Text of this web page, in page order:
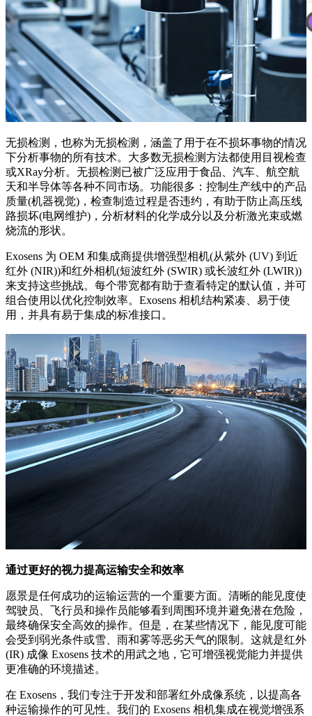
无损检测，也称为无损检测，涵盖了用于在不损坏事物的情况
下分析事物的所有技术。大多数无损检测方法都使用目视检查
或XRay分析。无损检测已被广泛应用于食品、汽车、航空航
天和半导体等各种不同市场。功能很多：控制生产线中的产品
质量(机器视觉)，检查制造过程是否违约，有助于防止高压线
路损坏(电网维护)，分析材料的化学成分以及分析激光束或燃
烧流的形状。
Exosens 为 OEM 和集成商提供增强型相机(从紫外 (UV) 到近
红外 (NIR))和红外相机(短波红外 (SWIR) 或长波红外 (LWIR))
来支持这些挑战。每个带宽都有助于查看特定的默认值，并可
组合使用以优化控制效率。Exosens 相机结构紧凑、易于使
用，并具有易于集成的标准接口。
通过更好的视力提高运输安全和效率
愿景是任何成功的运输运营的一个重要方面。清晰的能见度使
驾驶员、飞行员和操作员能够看到周围环境并避免潜在危险，
最终确保安全高效的操作。但是，在某些情况下，能见度可能
会受到弱光条件或雪、雨和雾等恶劣天气的限制。这就是红外
(IR) 成像 Exosens 技术的用武之地，它可增强视觉能力并提供
更准确的环境描述。
在 Exosens，我们专注于开发和部署红外成像系统，以提高各
种运输操作的可见性。我们的 Exosens 相机集成在视觉增强系